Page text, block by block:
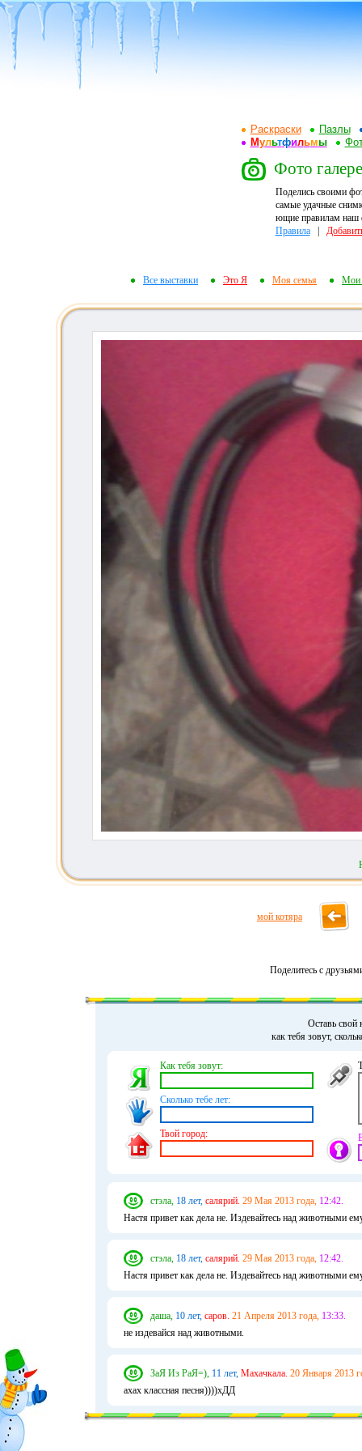
Раскраски
Пазлы
Мультфильмы
Фото
Поделись своими
самые удачные
ющие правилам наш
Правила|
Все выставки Это Я Моя семья Мои
мой котяра
Поделитесь с
Оставь свой
как тебя зовут,
Как тебя зовут:
Сколько тебе лет:
Твой город:
стэла, 18 лет, салярий. 29 Мая 2013 года, 12:42.
Настя привет как дела не. Издевайтесь над животными
стэла, 18 лет, салярий. 29 Мая 2013 года, 12:42.
Настя привет как дела не. Издевайтесь над животными
даша, 10 лет, саров. 21 Апреля 2013 года, 13:33.
не издевайся над животными.
ЗаЯ Из РаЯ=), 11 лет, Махачкала. 20 Января 2013
ахах классная песня))))хДД